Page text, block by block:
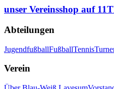
unser Vereinsshop auf
Abteilungen
JugendfußballFußballTennis
Verein